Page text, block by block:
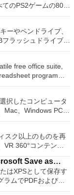
Add new effects with LADSPA plug-ins. And more!
のPS2ゲームの80％
ューターを所有して
です。また、この
ターのサポートも提
べての所有者は、
ミュレ
を使用して、本物の
きます。このアプリ
接実行することも、
行することもできま
存できます。 無制
カードを保存でき、
制限されなくなりま
を使用すると、
ます。 全体とし
とエミュレ
は、高速ゲームに苦
ことです。* PCSX2
きるPlaystation 2
ーやペンドライブ、
ラッシュドライブを
する必要がある場
のユーティリティ
、CentOS、
Gentoo、
、Knoppix、
Editor、
Tails、Trinity
Windows XP（SP2
Vista、
free office suite,
program
programs you will
WPS
support for English,
and Polish
only a
paragraph
It also has a PDF
WPS Office
language UI,File
Multimedia
択したコンピュータ
、Windows PC、
も。 VNC Viewerを
プを表示したり、コ
うにマウスとキーボ
ンストーラーを実行
、Windowsでのリ
デスクトッププラッ
する権限がない場合
スク以上のものを再
VR 360°コンテン
、PowerDVD18は重
放ち、360°ビデオ
仮想世界に没頭する
い再生サポートと独
Save as
はXPSとして保存す
ラムでPDFおよび
。このツールを使用